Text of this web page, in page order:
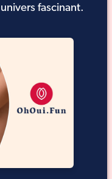
fascinant.